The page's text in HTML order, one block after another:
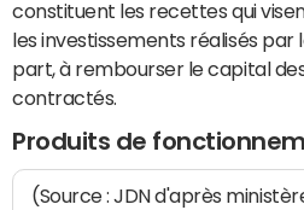
constituent les recettes qui
les investissements réalisés
part, à rembourser le capital
contractés.
Produits de
(Source : JDN d'après